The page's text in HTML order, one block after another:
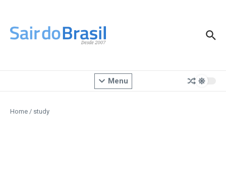
Menu
Home / study